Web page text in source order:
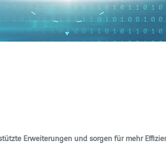
Erweiterungen und sorgen für mehr